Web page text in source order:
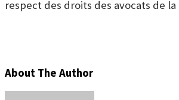
respect des droits des avocats de
About The Author